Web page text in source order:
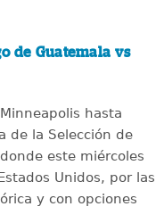
de Guatemala vs
hasta
de la Selección de
este miércoles
Unidos, por las
y con opciones